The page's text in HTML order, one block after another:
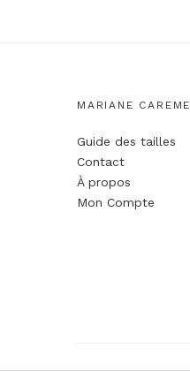
MARIANE CAREME
Guide des tailles
Contact
À propos
Mon Compte